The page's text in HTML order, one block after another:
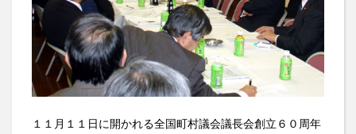
１１月１１日に開かれる全国町村議会議長会創立６０周年